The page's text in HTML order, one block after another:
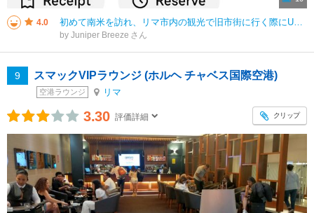
4.0 初めて南米を訪れ、リマ市内の観光で旧市街に行く際にUberアプリでタクシーを呼びました。 他の海外の観光地でもUberは何度も使ったことがあり、とても便利ですが、南米のUberなどの配車アプリ利用時には注意する点があります
by Juniper Breeze
9 スマックVIPラウンジ (ホルヘ チャベス国際空港)
空港ラウンジ リマ
3.30 評価詳細 クリップ